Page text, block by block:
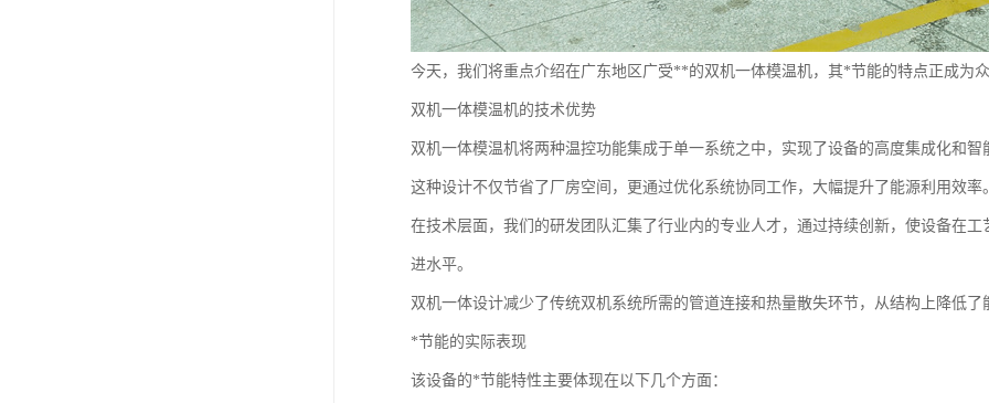
今天，我们将重点介绍在广东地区广受**的双机一体模温机，其*节能的特点正成为
双机一体模温机的技术优势
双机一体模温机将两种温控功能集成于单一系统之中，实现了设备的高度集成化和智
这种设计不仅节省了厂房空间，更通过优化系统协同工作，大幅提升了能源利用效率
在技术层面，我们的研发团队汇集了行业内的专业人才，通过持续创新，使设备在
进水平。
双机一体设计减少了传统双机系统所需的管道连接和热量散失环节，从结构上降低了
*节能的实际表现
该设备的*节能特性主要体现在以下几个方面：